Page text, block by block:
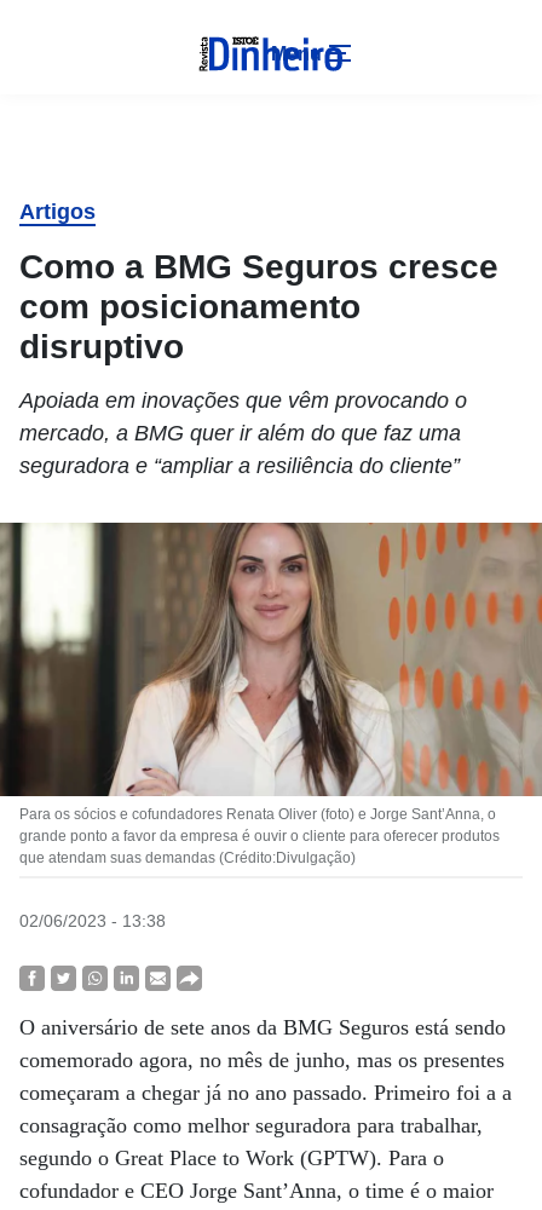
Menu
Artigos
Como a BMG Seguros cresce
com posicionamento
disruptivo
Apoiada em inovações que vêm provocando o
mercado, a BMG quer ir além do que faz uma
seguradora e “ampliar a resiliência do cliente”
Para os sócios e cofundadores Renata Oliver (foto) e Jorge Sant’Anna, o
grande ponto a favor da empresa é ouvir o cliente para oferecer produtos
que atendam suas demandas (Crédito:Divulgação)
02/06/2023 - 13:38
O aniversário de sete anos da BMG Seguros está sendo
comemorado agora, no mês de junho, mas os presentes
começaram a chegar já no ano passado. Primeiro foi a a
consagração como melhor seguradora para trabalhar,
segundo o Great Place to Work (GPTW). Para o
cofundador e CEO Jorge Sant’Anna, o time é o maior